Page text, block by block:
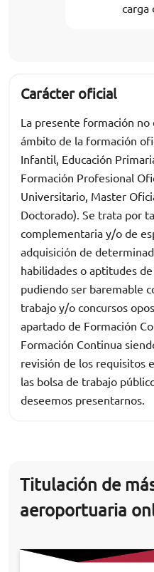
carga
Carácter oficial
La presente formación
ámbito de la formación
Infantil, Educación
Formación Profesional
Universitario, Master
Doctorado). Se trata por
complementaria y/o de
adquisición de
habilidades o aptitudes
pudiendo ser baremable
trabajo y/o concursos
apartado de Formación
Formación Continua
revisión de los requisitos
las bolsa de trabajo
deseemos presentarnos.
Titulación de
aeroportuaria